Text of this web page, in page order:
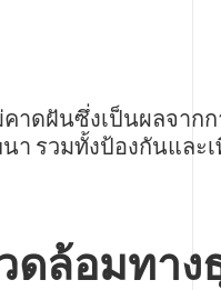
าดฝันซึ่งเป็นผลจากก
า รวมทั้งป้องกันและ
ดล้อมทาง